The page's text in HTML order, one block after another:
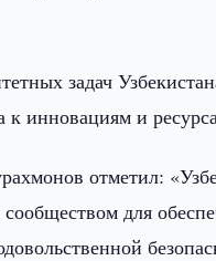
задач
к инновациям и
отметил:
для